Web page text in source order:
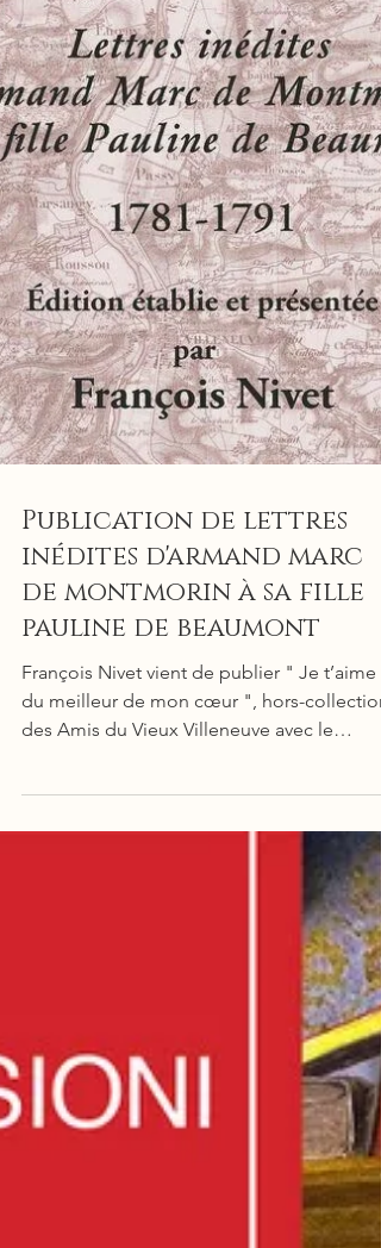
Publication de lettres
inédites d'armand marc
de montmorin à sa fille
pauline de beaumont
concours du musée-galerie Carnot. Grâce à
des lettres inédites d’Armand de
à sa fille Pauline de Beaumont, il éclaire les
liens qui unissaient ces personnages et
retrace la vie d'une famille anéantie et du
dernier ministre d'Etat et ami de Louis XVI.
François Nivet présentera et signera son
le samedi 20 septembre de 11h à 18h au
Musée-Gal